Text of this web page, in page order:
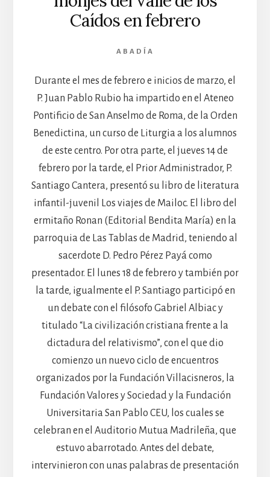
Caídos en febrero
ABADÍA
Durante el mes de febrero e inicios de marzo, el
P. Juan Pablo Rubio ha impartido en el Ateneo
Pontificio de San Anselmo de Roma, de la Orden
Benedictina, un curso de Liturgia a los alumnos
de este centro. Por otra parte, el jueves 14 de
febrero por la tarde, el Prior Administrador, P.
Santiago Cantera, presentó su libro de literatura
infantil-juvenil Los viajes de Mailoc. El libro del
ermitaño Ronan (Editorial Bendita María) en la
parroquia de Las Tablas de Madrid, teniendo al
sacerdote D. Pedro Pérez Payá como
presentador. El lunes 18 de febrero y también por
la tarde, igualmente el P. Santiago participó en
un debate con el filósofo Gabriel Albiac y
titulado “La civilización cristiana frente a la
dictadura del relativismo”, con el que dio
comienzo un nuevo ciclo de encuentros
organizados por la Fundación Villacisneros, la
Fundación Valores y Sociedad y la Fundación
Universitaria San Pablo CEU, los cuales se
celebran en el Auditorio Mutua Madrileña, que
estuvo abarrotado. Antes del debate,
intervinieron con unas palabras de presentación